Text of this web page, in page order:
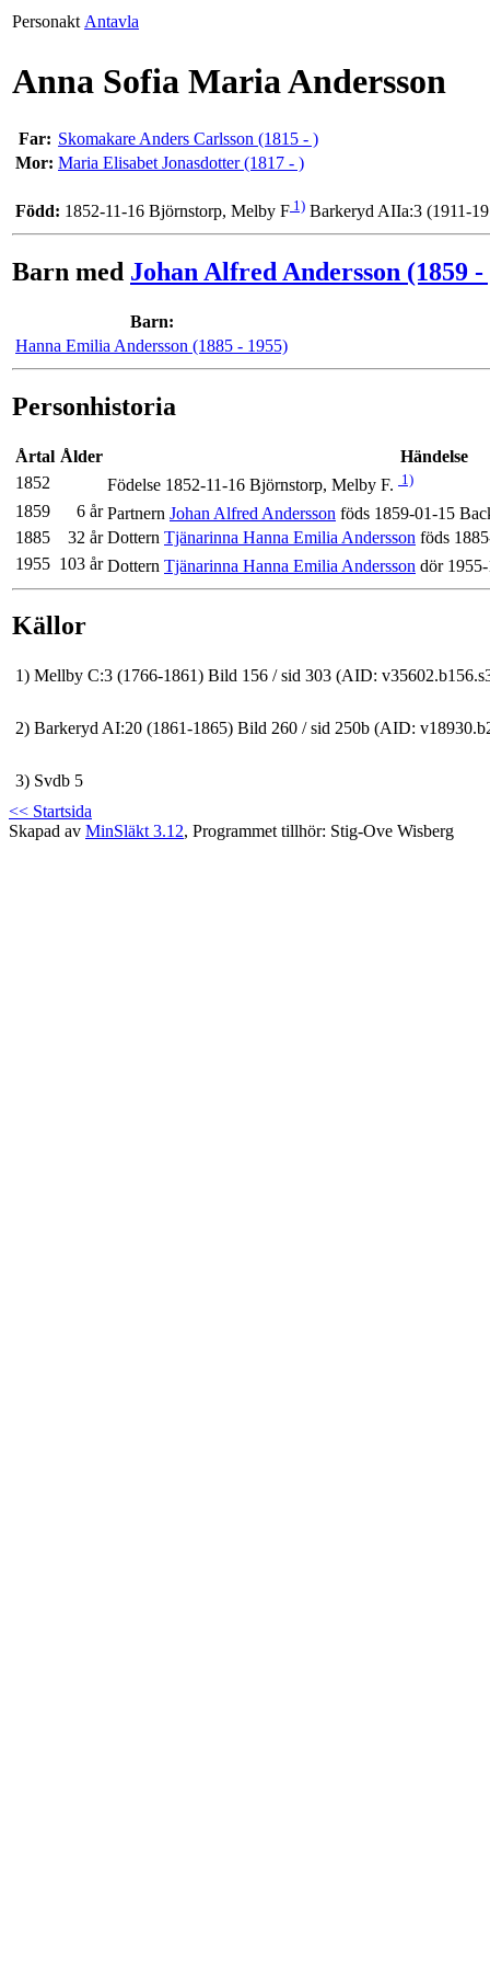
Personakt Antavla
Anna Sofia Maria Andersson
Far: Skomakare Anders Carlsson (1815 - )
Mor: Maria Elisabet Jonasdotter (1817 - )
Född: 1852-11-16 Björnstorp, Melby F 1) Barkeryd AIIa:3 (1911-
Barn med Johan Alfred Andersson (1859 -
Barn:
Hanna Emilia Andersson (1885 - 1955)
Personhistoria
Årtal Ålder
Händelse
1852
Födelse 1852-11-16 Björnstorp, Melby F. 1)
1859 6 år Partnern Johan Alfred Andersson föds 1859-01-15
1885
32 år Dottern Tjänarinna Hanna Emilia Andersson föds
1955 103 år Dottern Tjänarinna Hanna Emilia Andersson dör
Källor
1) Mellby C:3 (1766-1861) Bild 156 / sid 303 (AID:
2) Barkeryd AI:20 (1861-1865) Bild 260 / sid 250b (AID:
3) Svdb 5
<< Startsida
Skapad av MinSläkt 3.12, Programmet tillhör: Stig-Ove Wisberg